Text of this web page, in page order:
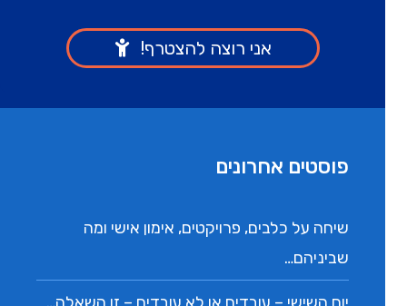
פוסטים אחרונים
שיחה על כלבים, פרויקטים, אימון אישי ומה
שביניהם…